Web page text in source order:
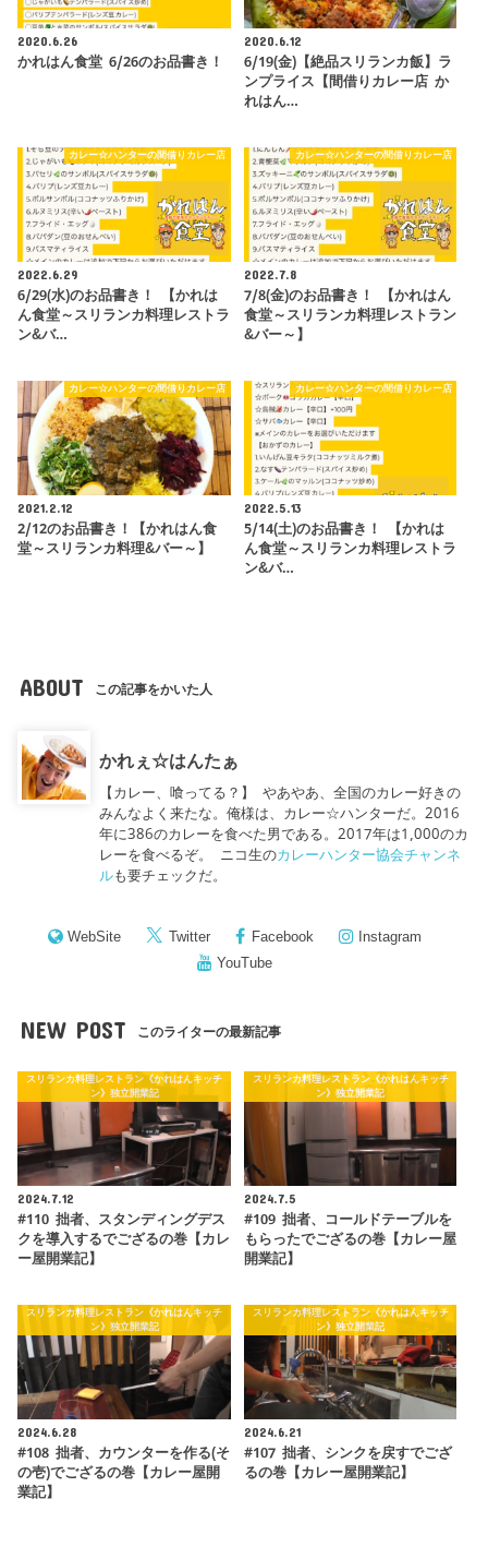
2020.6.26
かれはん食堂 6/26のお品書き！
2020.6.12
6/19(金)【絶品スリランカ飯】ラ
ンプライス【間借りカレー店 か
れはん…
カレー☆ハンターの間借りカレー店
2022.6.29
6/29(水)のお品書き！ 【かれは
ん食堂～スリランカ料理レストラ
ン&バ…
カレー☆ハンターの間借りカレー店
2022.7.8
7/8(金)のお品書き！ 【かれはん
食堂～スリランカ料理レストラン
&バー～】
カレー☆ハンターの間借りカレー店
2021.2.12
2/12のお品書き！【かれはん食
堂～スリランカ料理&バー～】
カレー☆ハンターの間借りカレー店
2022.5.13
5/14(土)のお品書き！ 【かれは
ん食堂～スリランカ料理レストラ
ン&バ…
ABOUT この記事をかいた人
かれぇ☆はんたぁ
【カレー、喰ってる？】 やあやあ、全国のカレー好きの
みんなよく来たな。俺様は、カレー☆ハンターだ。2016
年に386のカレーを食べた男である。2017年は1,000のカ
レーを食べるぞ。 ニコ生のカレーハンター協会チャンネ
ルも要チェックだ。
WebSite Twitter Facebook
Instagram
YouTube
NEW POST このライターの最新記事
スリランカ料理レストラン《かれはんキッチ
ン》独立開業記
2024.7.12
#110 拙者、スタンディングデス
クを導入するでござるの巻【カレ
ー屋開業記】
スリランカ料理レストラン《かれはんキッチ
ン》独立開業記
2024.7.5
#109 拙者、コールドテーブルを
もらったでござるの巻【カレー屋
開業記】
スリランカ料理レストラン《かれはんキッチ
ン》独立開業記
2024.6.28
#108 拙者、カウンターを作る(そ
の壱)でござるの巻【カレー屋開
業記】
スリランカ料理レストラン《かれはんキッチ
ン》独立開業記
2024.6.21
#107 拙者、シンクを戻すでござ
るの巻【カレー屋開業記】